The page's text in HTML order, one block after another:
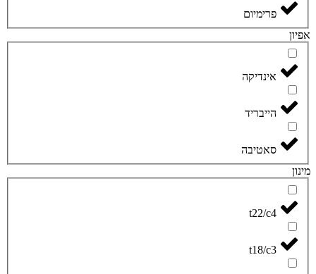
פרימיום
אינדיקה
הייבריד
סאטיבה
t22/c4
t18/c3